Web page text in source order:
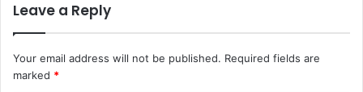
Leave a Reply
Your email address will not be published. Required fields are
marked *